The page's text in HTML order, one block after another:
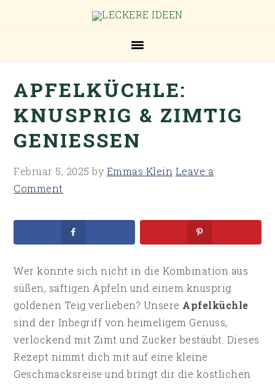
navigation
content
sidebar
APFELKÜCHLE:
KNUSPRIG & ZIMTIG
GENIESSEN
Februar 5, 2025 by Emmas Klein Leave a
Comment
Wer könnte sich nicht in die Kombination aus
süßen, saftigen Äpfeln und einem knusprig
goldenen Teig verlieben? Unsere Apfelküchle
sind der Inbegriff von heimeligem Genuss,
verlockend mit Zimt und Zucker bestäubt. Dieses
Rezept nimmt dich mit auf eine kleine
Geschmacksreise und bringt dir die köstlichen